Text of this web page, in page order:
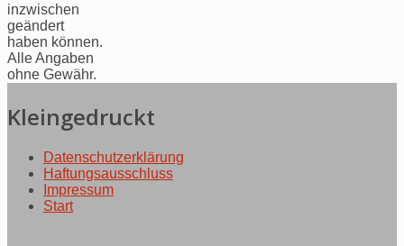
inzwischen
geändert
haben können.
Alle Angaben
ohne Gewähr.
Kleingedruckt
Datenschutzerklärung
Haftungsausschluss
Impressum
Start